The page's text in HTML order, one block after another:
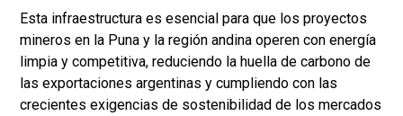
Esta infraestructura es esencial para que los proyectos
mineros en la Puna y la región andina operen con energía
limpia y competitiva, reduciendo la huella de carbono de
las exportaciones argentinas y cumpliendo con las
crecientes exigencias de sostenibilidad de los mercados